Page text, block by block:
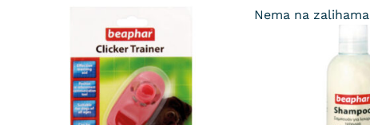
Nema na zalihama